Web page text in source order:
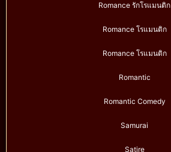
Romance รักโรแมนติก
Romance โรแมนติก
Romance โรแมนติก
Romantic
Romantic Comedy
Samurai
Satire